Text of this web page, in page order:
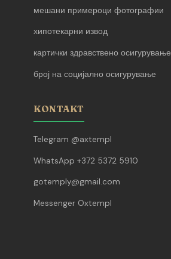
мешани примероци фотографии
хипотекарни извод
картички здравствено осигурување
број на социјално осигурување
KONTAKT
Telegram @axtempl
WhatsApp +372 5372 5910
gotemply@gmail.com
Messenger Oxtempl